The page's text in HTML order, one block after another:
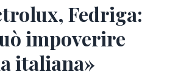
Fedriga:
impoverire
italiana»